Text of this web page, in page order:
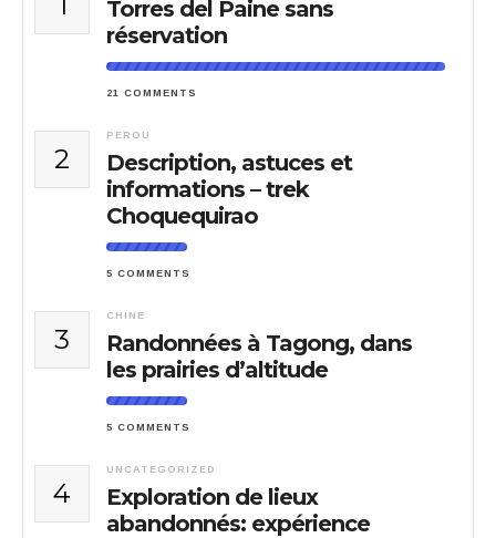
Torres del Paine sans
réservation
21 COMMENTS
2
PEROU
Description, astuces et
informations – trek
Choquequirao
5 COMMENTS
3
CHINE
Randonnées à Tagong, dans
les prairies d’altitude
5 COMMENTS
4
UNCATEGORIZED
Exploration de lieux
abandonnés: expérience